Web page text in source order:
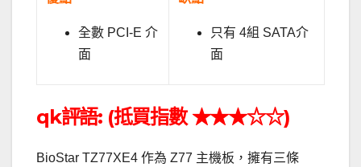
全數 PCI-E 介
面
只有 4組 SATA介
面
qk評語: (抵買指數 ★★★☆☆)
BioStar TZ77XE4 作為 Z77 主機板，擁有三條